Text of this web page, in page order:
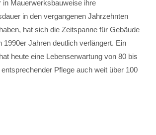
in Mauerwerksbauweise ihre
in den vergangenen Jahrzehnten
hat sich die Zeitspanne für Gebäude
1990er Jahren deutlich verlängert. Ein
heute eine Lebenserwartung von 80 bis
Pflege auch weit über 100